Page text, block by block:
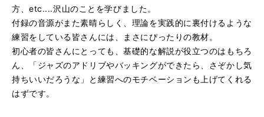
方、etc....沢山のことを学びました。
付録の音源がまた素晴らしく、理論を実践的に裏付けるような
練習をしている皆さんには、まさにぴったりの教材。
初心者の皆さんにとっても、基礎的な解説が役立つのはもちろ
ん、「ジャズのアドリブやバッキングができたら、さぞかし気
持ちいいだろうな」と練習へのモチベーションも上げてくれる
はずです。